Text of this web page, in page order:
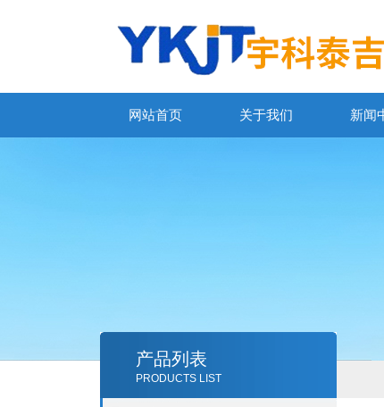
网站首页 关于我们 新闻
产品列表
PRODUCTS LIST